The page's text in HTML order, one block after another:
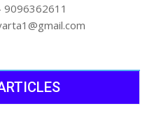
9096362611